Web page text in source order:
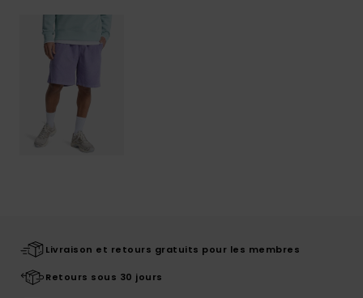
Livraison et retours gratuits pour les membres
Retours sous 30 jours